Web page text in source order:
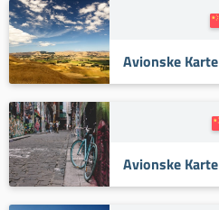
Avionske Karte
Avionske Karte